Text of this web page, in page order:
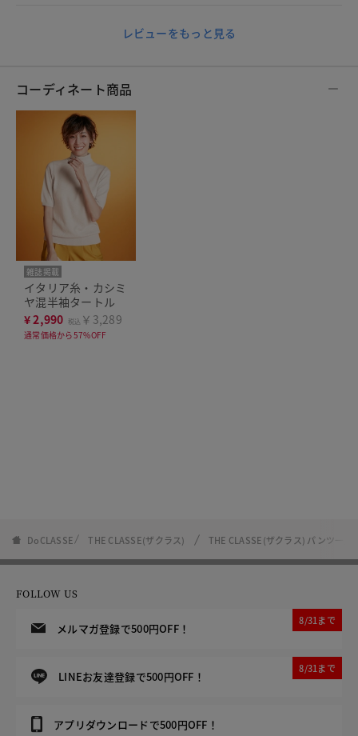
レビューをもっと見る
コーディネート商品
雑誌掲載
イタリア糸・カシミ
ヤ混半袖タートル
¥2,990 税込 ￥3,289
通常価格から57%OFF
DoCLASSE THE CLASSE(ザクラス) THE CLASSE(ザクラス) パンツ一覧
FOLLOW US
メルマガ登録で500円OFF！
8/31まで
LINEお友達登録で500円OFF！
8/31まで
アプリダウンロードで500円OFF！